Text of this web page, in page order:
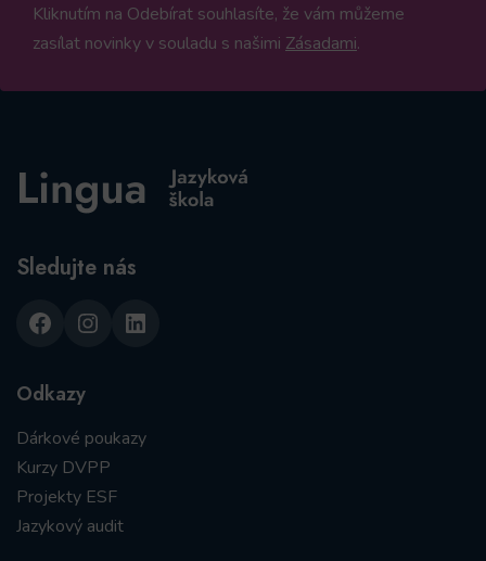
Kliknutím na Odebírat souhlasíte, že vám můžeme
zasílat novinky v souladu s našimi Zásadami.
Sledujte nás
Facebook
Instagram
LinkedIn
Odkazy
Dárkové poukazy
Kurzy DVPP
Projekty ESF
Jazykový audit